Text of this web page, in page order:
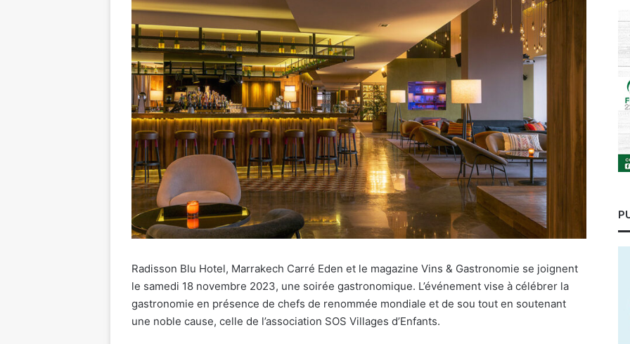
Radisson Blu Hotel, Marrakech Carré Eden et le magazine Vins & Gastronomie se joignent
le samedi 18 novembre 2023, une soirée gastronomique. L’événement vise à célébrer la
gastronomie en présence de chefs de renommée mondiale et de sou tout en soutenant
une noble cause, celle de l’association SOS Villages d’Enfants.